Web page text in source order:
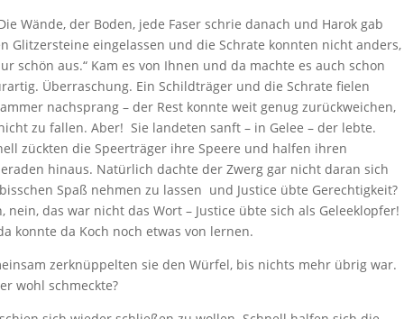
Wände, der Boden, jede Faser schrie danach und Harok gab
Glitzersteine eingelassen und die Schrate konnten nicht anders,
schön aus.“ Kam es von Ihnen und da machte es auch schon
Überraschung. Ein Schildträger und die Schrate fielen
nachsprang – der Rest konnte weit genug zurückweichen,
zu fallen. Aber! Sie landeten sanft – in Gelee – der lebte.
zückten die Speerträger ihre Speere und halfen ihren
hinaus. Natürlich dachte der Zwerg gar nicht daran sich
Spaß nehmen zu lassen und Justice übte Gerechtigkeit?
nein, das war nicht das Wort – Justice übte sich als Geleeklopfer!
konnte da Koch noch etwas von lernen.
zerknüppelten sie den Würfel, bis nichts mehr übrig war.
wohl schmeckte?